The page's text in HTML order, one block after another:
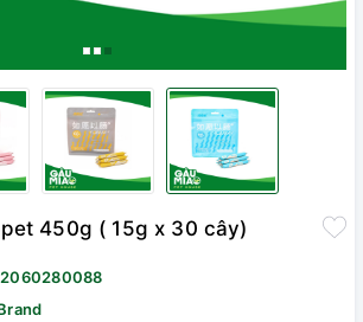
450g ( 15g x 30 cây)